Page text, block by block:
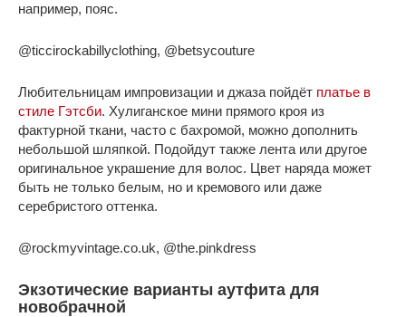
например, пояс.
@ticcirockabillyclothing, @betsycouture
Любительницам импровизации и джаза пойдёт платье в
стиле Гэтсби. Хулиганское мини прямого кроя из
фактурной ткани, часто с бахромой, можно дополнить
небольшой шляпкой. Подойдут также лента или другое
оригинальное украшение для волос. Цвет наряда может
быть не только белым, но и кремового или даже
серебристого оттенка.
@rockmyvintage.co.uk, @the.pinkdress
Экзотические варианты аутфита для
новобрачной